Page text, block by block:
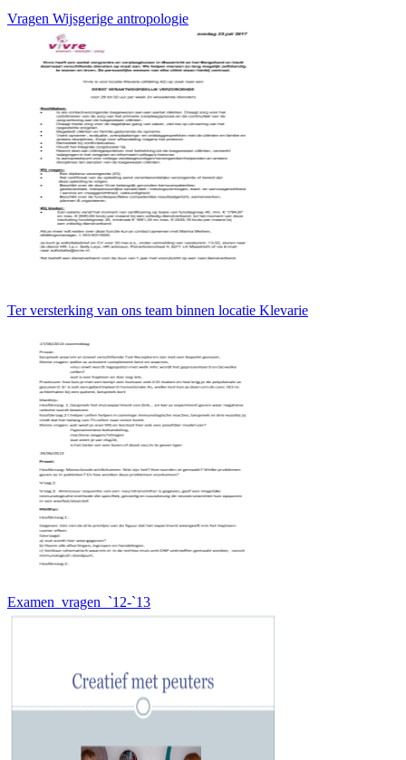
Vragen Wijsgerige antropologie
Ter versterking van ons team binnen locatie Klevarie
Examen_vragen_`12-`13